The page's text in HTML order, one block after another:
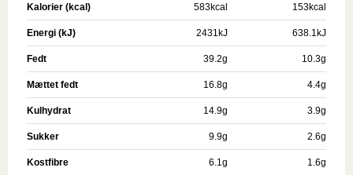
Kalorier (kcal) 583kcal 153kcal
Energi (kJ) 2431kJ 638.1kJ
Fedt 39.2g 10.3g
Mættet fedt 16.8g 4.4g
Kulhydrat 14.9g 3.9g
Sukker 9.9g 2.6g
Kostfibre 6.1g 1.6g